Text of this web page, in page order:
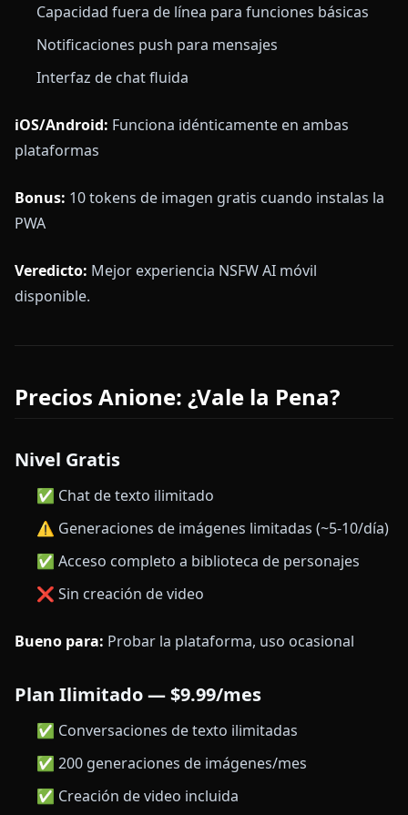
Capacidad fuera de línea para funciones básicas
Notificaciones push para mensajes
Interfaz de chat fluida
iOS/Android: Funciona idénticamente en ambas
plataformas
Bonus: 10 tokens de imagen gratis cuando instalas la
PWA
Veredicto: Mejor experiencia NSFW AI móvil
disponible.
Precios Anione: ¿Vale la Pena?
Nivel Gratis
✅ Chat de texto ilimitado
⚠️ Generaciones de imágenes limitadas (~5-10/día)
✅ Acceso completo a biblioteca de personajes
❌ Sin creación de video
Bueno para: Probar la plataforma, uso ocasional
Plan Ilimitado — $9.99/mes
✅ Conversaciones de texto ilimitadas
✅ 200 generaciones de imágenes/mes
✅ Creación de video incluida